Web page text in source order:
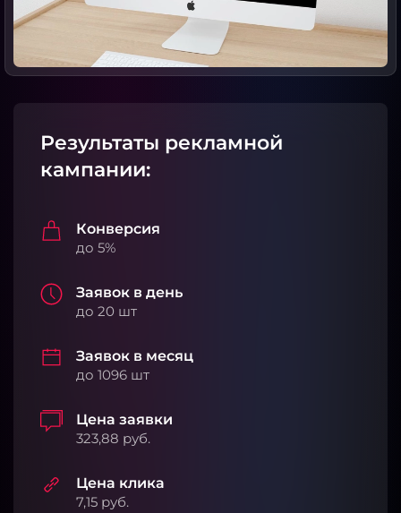
Результаты рекламной
кампании:
Конверсия
до 5%
Заявок в день
до 20 шт
Заявок в месяц
до 1096 шт
Цена заявки
323,88 руб.
Цена клика
7,15 руб.